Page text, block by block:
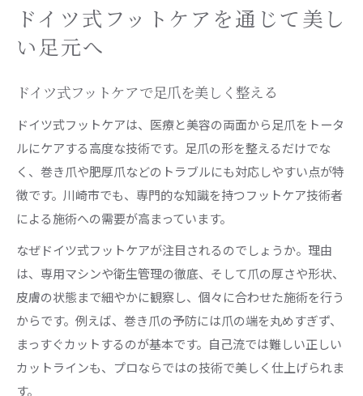
ドイツ式フットケアを通じて美し
い足元へ
ドイツ式フットケアで足爪を美しく整える
ドイツ式フットケアは、医療と美容の両面から足爪をトータ
ルにケアする高度な技術です。足爪の形を整えるだけでな
く、巻き爪や肥厚爪などのトラブルにも対応しやすい点が特
徴です。川崎市でも、専門的な知識を持つフットケア技術者
による施術への需要が高まっています。
なぜドイツ式フットケアが注目されるのでしょうか。理由
は、専用マシンや衛生管理の徹底、そして爪の厚さや形状、
皮膚の状態まで細やかに観察し、個々に合わせた施術を行う
からです。例えば、巻き爪の予防には爪の端を丸めすぎず、
まっすぐカットするのが基本です。自己流では難しい正しい
カットラインも、プロならではの技術で美しく仕上げられま
す。